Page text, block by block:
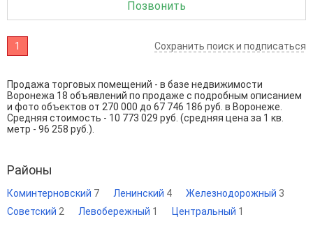
Позвонить
1 Сохранить поиск и подписаться
Продажа торговых помещений - в базе недвижимости
Воронежа 18 объявлений по продаже с подробным описанием
и фото объектов от 270 000 до 67 746 186 руб. в Воронеже.
Средняя стоимость - 10 773 029 руб. (средняя цена за 1 кв.
метр - 96 258 руб.).
Районы
Коминтерновский 7 Ленинский 4 Железнодорожный 3
Советский 2 Левобережный 1 Центральный 1